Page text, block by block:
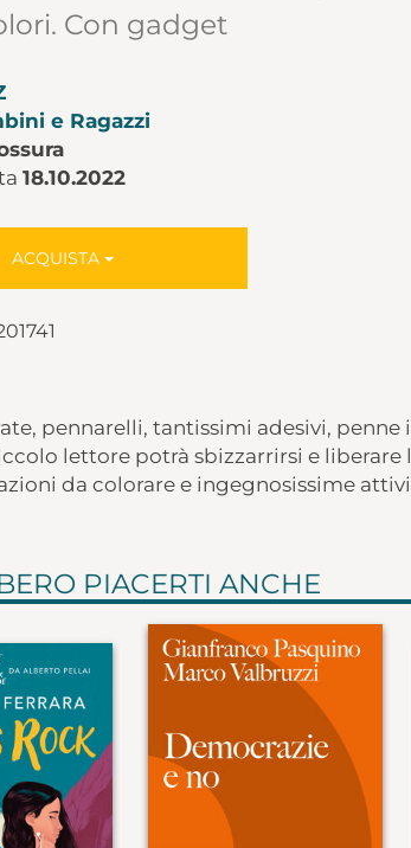
Con gadget
e Ragazzi
18.10.2022
ACQUISTA
pennarelli, tantissimi adesivi, penne
lettore potrà sbizzarrirsi e liberare
da colorare e ingegnosissime
PIACERTI ANCHE